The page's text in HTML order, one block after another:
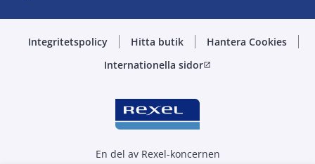
Integritetspolicy Hitta butik
Hantera Cookies
Internationella sidoropen_in_new
En del av Rexel-koncernen